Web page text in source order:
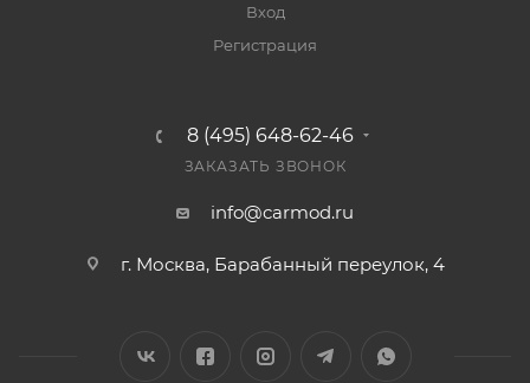
Вход
Регистрация
8 (495) 648-62-46
ЗАКАЗАТЬ ЗВОНОК
info@carmod.ru
г. Москва, Барабанный переулок, 4